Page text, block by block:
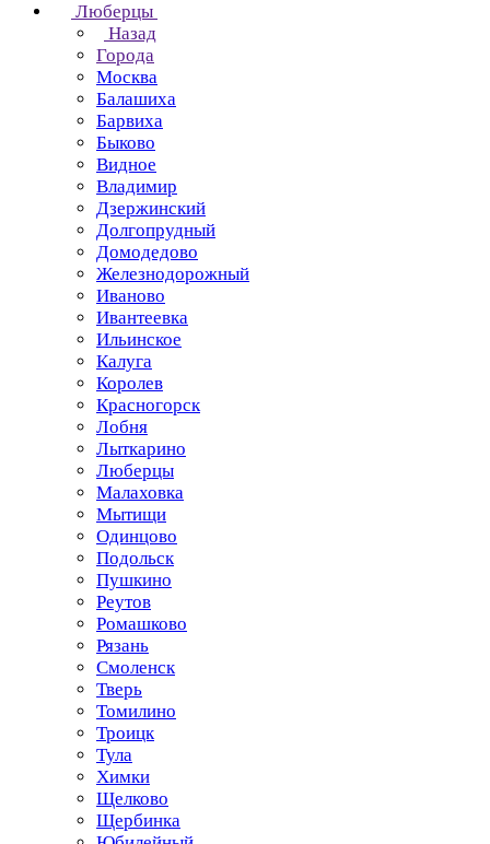
Люберцы
Назад
Города
Москва
Балашиха
Барвиха
Быково
Видное
Владимир
Дзержинский
Долгопрудный
Домодедово
Железнодорожный
Иваново
Ивантеевка
Ильинское
Калуга
Королев
Красногорск
Лобня
Лыткарино
Люберцы
Малаховка
Мытищи
Одинцово
Подольск
Пушкино
Реутов
Ромашково
Рязань
Смоленск
Тверь
Томилино
Троицк
Тула
Химки
Щелково
Щербинка